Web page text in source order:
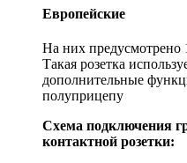
Европейские
На них предусмотрено
Такая розетка
дополнительные
полуприцепу
Схема подключения
контактной розетки: